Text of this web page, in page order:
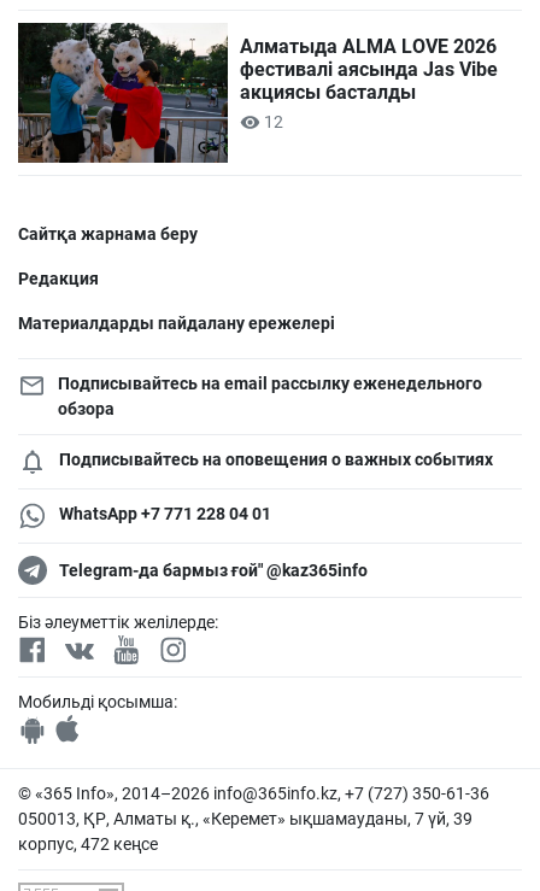
Алматыда ALMA LOVE 2026
фестивалі аясында Jas Vibe
акциясы басталды
12
Сайтқа жарнама беру
Редакция
Материалдарды пайдалану ережелері
Подписывайтесь на email рассылку еженедельного
обзора
Подписывайтесь на оповещения о важных событиях
WhatsApp +7 771 228 04 01
Telegram-да бармыз ғой" @kaz365info
Біз әлеуметтік желілерде:
Мобильді қосымша:
© «365 Info», 2014–2026 info@365info.kz, +7 (727) 350-61-36
050013, ҚР, Алматы қ., «Керемет» ықшамауданы, 7 үй, 39
корпус, 472 кеңсе